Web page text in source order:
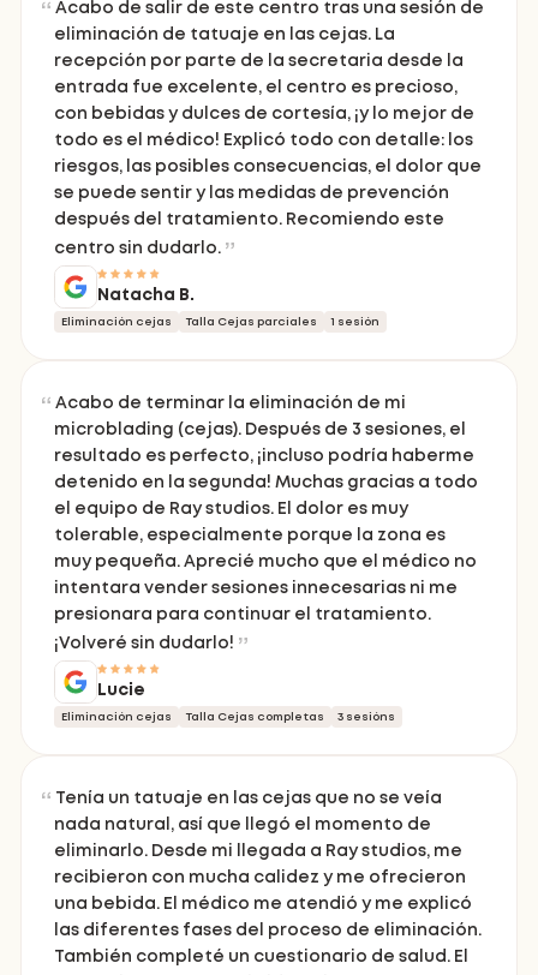
Acabo de salir de este centro tras una sesión de
eliminación de tatuaje en las cejas. La
recepción por parte de la secretaria desde la
entrada fue excelente, el centro es precioso,
con bebidas y dulces de cortesía, ¡y lo mejor de
todo es el médico! Explicó todo con detalle: los
riesgos, las posibles consecuencias, el dolor que
se puede sentir y las medidas de prevención
después del tratamiento. Recomiendo este
centro sin dudarlo.
Natacha B.
Eliminación cejas Talla Cejas parciales 1 sesión
Acabo de terminar la eliminación de mi
microblading (cejas). Después de 3 sesiones, el
resultado es perfecto, ¡incluso podría haberme
detenido en la segunda! Muchas gracias a todo
el equipo de Ray studios. El dolor es muy
tolerable, especialmente porque la zona es
muy pequeña. Aprecié mucho que el médico no
intentara vender sesiones innecesarias ni me
presionara para continuar el tratamiento.
¡Volveré sin dudarlo!
Lucie
Eliminación cejas Talla Cejas completas 3 sesións
Tenía un tatuaje en las cejas que no se veía
nada natural, así que llegó el momento de
eliminarlo. Desde mi llegada a Ray studios, me
recibieron con mucha calidez y me ofrecieron
una bebida. El médico me atendió y me explicó
las diferentes fases del proceso de eliminación.
También completé un cuestionario de salud. El